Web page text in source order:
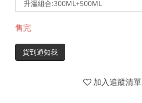
售完
貨到通知我
加入追蹤清單